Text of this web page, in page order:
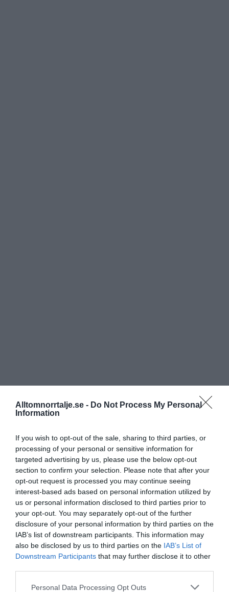
Alltomnorrtalje.se - Do Not Process My Personal
Information
If you wish to opt-out of the sale, sharing to third parties, or
processing of your personal or sensitive information for
targeted advertising by us, please use the below opt-out
section to confirm your selection. Please note that after your
opt-out request is processed you may continue seeing
interest-based ads based on personal information utilized by
us or personal information disclosed to third parties prior to
your opt-out. You may separately opt-out of the further
disclosure of your personal information by third parties on the
IAB’s list of downstream participants. This information may
also be disclosed by us to third parties on the IAB’s List of
Downstream Participants that may further disclose it to other
Personal Data Processing Opt Outs